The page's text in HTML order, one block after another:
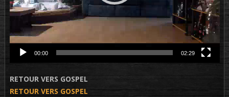
00:00 02:29
RETOUR VERS GOSPEL
RETOUR VERS GOSPEL